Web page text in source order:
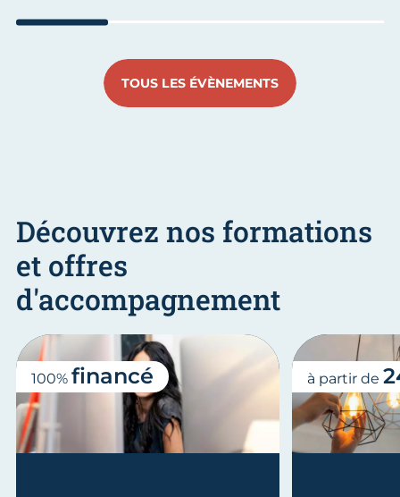
TOUS LES ÉVÈNEMENTS
Découvrez nos formations
et offres
d'accompagnement
100% financé à partir de